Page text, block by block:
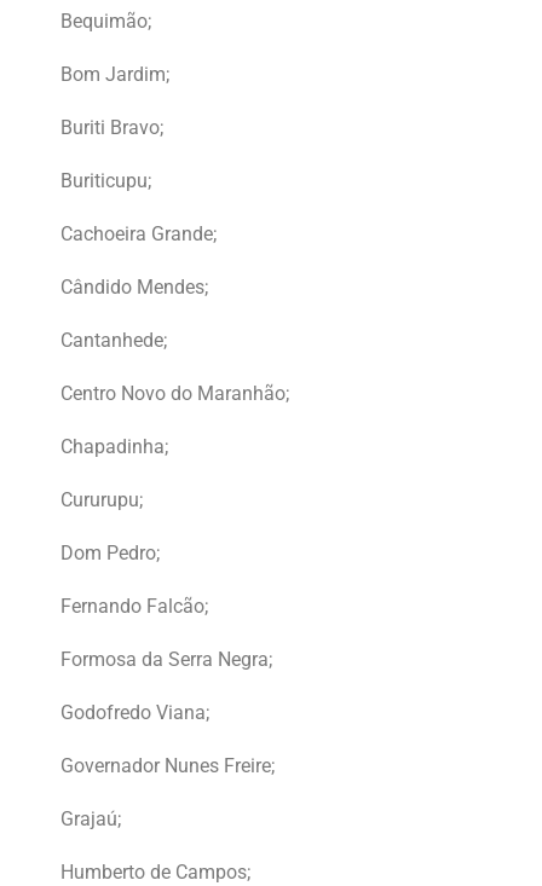
Bequimão;
Bom Jardim;
Buriti Bravo;
Buriticupu;
Cachoeira Grande;
Cândido Mendes;
Cantanhede;
Centro Novo do Maranhão;
Chapadinha;
Cururupu;
Dom Pedro;
Fernando Falcão;
Formosa da Serra Negra;
Godofredo Viana;
Governador Nunes Freire;
Grajaú;
Humberto de Campos;